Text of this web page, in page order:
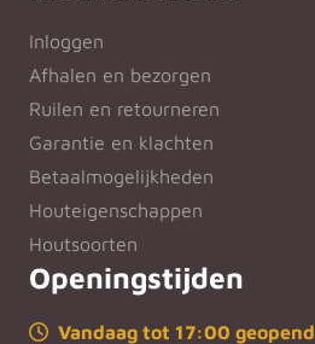
Inloggen
Afhalen en bezorgen
Ruilen en retourneren
Garantie en klachten
Betaalmogelijkheden
Houteigenschappen
Houtsoorten
Openingstijden
Vandaag tot 17:00 geopend